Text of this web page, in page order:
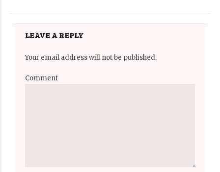
LEAVE A REPLY
Your email address will not be published.
Comment